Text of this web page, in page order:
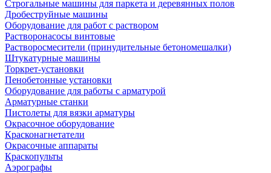
Строгальные машины для паркета и деревянных полов
Дробеструйные машины
Оборудование для работ с раствором
Растворонасосы винтовые
Растворосмесители (принудительные бетономешалки)
Штукатурные машины
Торкрет-установки
Пенобетонные установки
Оборудование для работы с арматурой
Арматурные станки
Пистолеты для вязки арматуры
Окрасочное оборудование
Красконагнетатели
Окрасочные аппараты
Краскопульты
Аэрографы